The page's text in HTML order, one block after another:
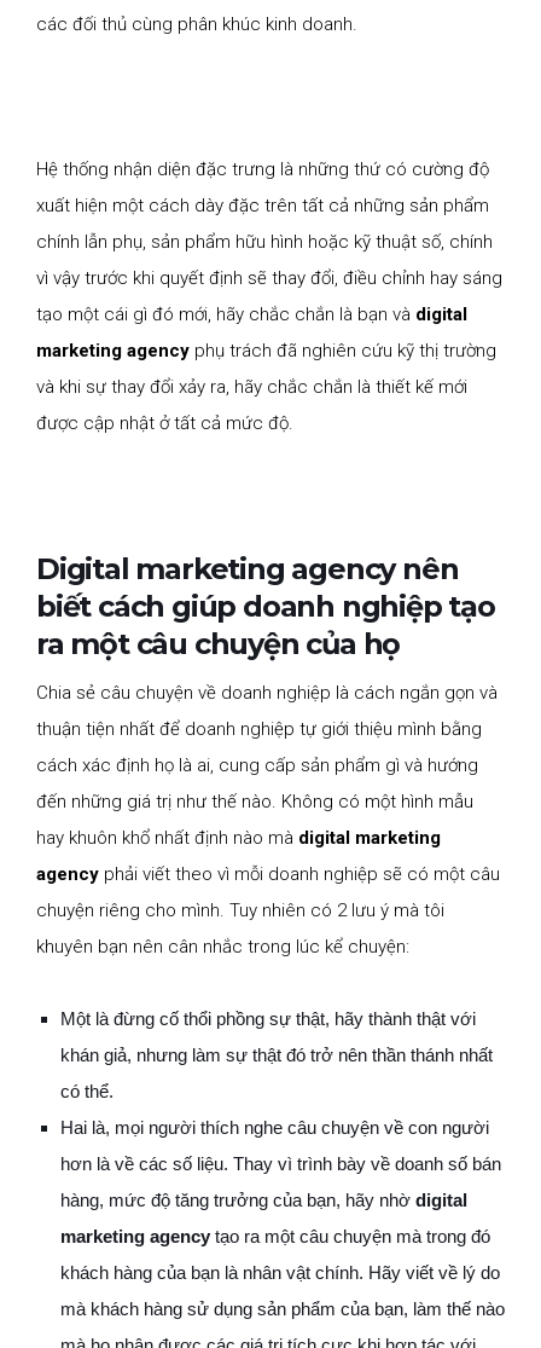
các đối thủ cùng phân khúc kinh doanh.
Hệ thống nhận diện đặc trưng là những thứ có cường độ
xuất hiện một cách dày đặc trên tất cả những sản phẩm
chính lẫn phụ, sản phẩm hữu hình hoặc kỹ thuật số, chính
vì vậy trước khi quyết định sẽ thay đổi, điều chỉnh hay sáng
tạo một cái gì đó mới, hãy chắc chắn là bạn và digital
marketing agency phụ trách đã nghiên cứu kỹ thị trường
và khi sự thay đổi xảy ra, hãy chắc chắn là thiết kế mới
được cập nhật ở tất cả mức độ.
Digital marketing agency nên
biết cách giúp doanh nghiệp tạo
ra một câu chuyện của họ
Chia sẻ câu chuyện về doanh nghiệp là cách ngắn gọn và
thuận tiện nhất để doanh nghiệp tự giới thiệu mình bằng
cách xác định họ là ai, cung cấp sản phẩm gì và hướng
đến những giá trị như thế nào. Không có một hình mẫu
hay khuôn khổ nhất định nào mà digital marketing
agency phải viết theo vì mỗi doanh nghiệp sẽ có một câu
chuyện riêng cho mình. Tuy nhiên có 2 lưu ý mà tôi
khuyên bạn nên cân nhắc trong lúc kể chuyện:
Một là đừng cố thổi phồng sự thật, hãy thành thật với
khán giả, nhưng làm sự thật đó trở nên thần thánh nhất
có thể.
Hai là, mọi người thích nghe câu chuyện về con người
hơn là về các số liệu. Thay vì trình bày về doanh số bán
hàng, mức độ tăng trưởng của bạn, hãy nhờ digital
marketing agency tạo ra một câu chuyện mà trong đó
khách hàng của bạn là nhân vật chính. Hãy viết về lý do
mà khách hàng sử dụng sản phẩm của bạn, làm thế nào